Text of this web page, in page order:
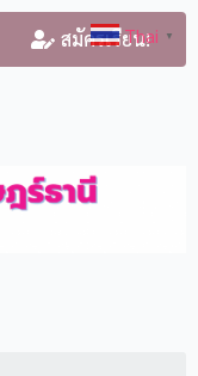
สมัครเรียน!
Thai ▼